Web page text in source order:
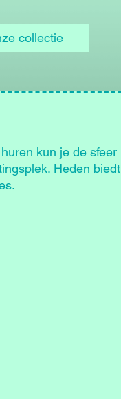
collectie
kun je de sfeer
Heden biedt